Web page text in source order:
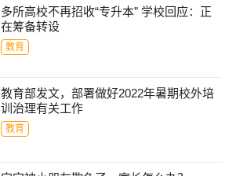
多所高校不再招收“专升本” 学校回应：正
在筹备转设
教育
教育部发文，部署做好2022年暑期校外培
训治理有关工作
教育